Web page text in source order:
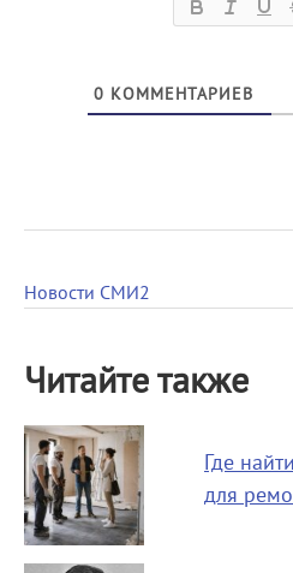
0 КОММЕНТАРИЕВ
Новости СМИ2
Читайте также
Где
для